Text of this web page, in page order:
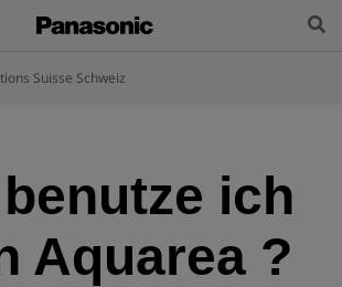
Suisse Schweiz
ich
Aquarea ?